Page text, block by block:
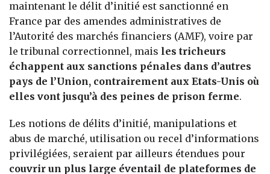
maintenant le délit d’initié est sanctionné en
France par des amendes administratives de
l’Autorité des marchés financiers (AMF), voire par
le tribunal correctionnel, mais les tricheurs
échappent aux sanctions pénales dans d’autres
pays de l’Union, contrairement aux Etats-Unis où
elles vont jusqu’à des peines de prison ferme.
Les notions de délits d’initié, manipulations et
abus de marché, utilisation ou recel d’informations
privilégiées, seraient par ailleurs étendues pour
couvrir un plus large éventail de plateformes de